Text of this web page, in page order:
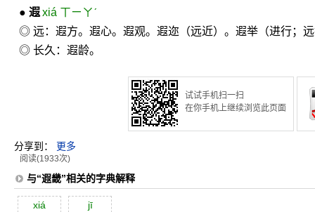
● 遐xiá ㄒㄧㄚˊ
◎ 远：遐方。遐心。遐观。遐迩（远近）。遐举（进行；
◎ 长久：遐龄。
试试手机扫一扫
在你手机上继续浏览此页面
分享到： 更多
阅读(1933次)
与“遐畿”相关的字典解释
xiá jī